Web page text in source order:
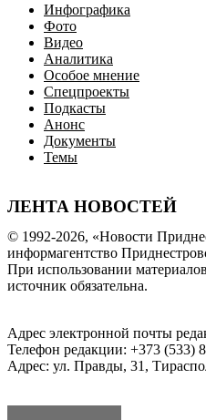
Инфографика
Фото
Видео
Аналитика
Особое мнение
Спецпроекты
Подкасты
Анонс
Документы
Темы
ЛЕНТА НОВОСТЕЙ
© 1992-2026, «Новости
информагентство
При использовании
источник обязательна.
Адрес электронной почты
Телефон редакции: +373 (533)
Адрес: ул. Правды, 31,